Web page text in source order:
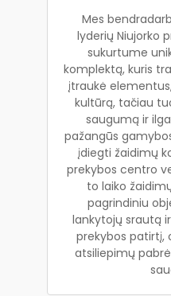
Mes
lyderių Niujorko
sukurtume
komplektą, kuris
įtraukė
kultūrą, tačiau
saugumą ir
pažangūs
įdiegti žaidimų
prekybos centro
to laiko
pagrindiniu
lankytojų srautą
prekybos patirtį,
atsiliepimų